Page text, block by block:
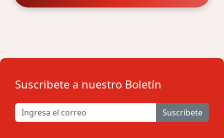
Suscribete a nuestro Boletín
Suscribete